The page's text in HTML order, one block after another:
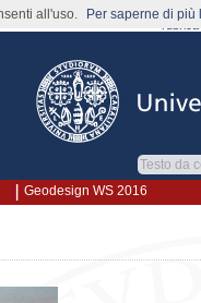
rubrica
Geodesign WS 2016
all'uso. Per saperne di